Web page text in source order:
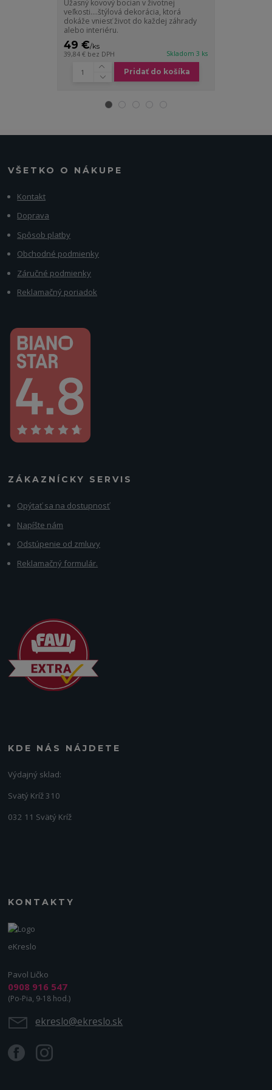
Úžasný kovový bocian v životnej
veľkosti....štýlová dekorácia, ktorá
dokáže vniesť život do každej záhrady
alebo interiéru.
49 €/ks
39,84 € bez DPH Skladom 3 ks
Pridať do košíka
VŠETKO O NÁKUPE
Kontakt
Doprava
Spôsob platby
Obchodné podmienky
Záručné podmienky
Reklamačný poriadok
ZÁKAZNÍCKY SERVIS
Opýtať sa na dostupnosť
Napíšte nám
Odstúpenie od zmluvy
Reklamačný formulár.
KDE NÁS NÁJDETE
Výdajný sklad:
Svätý Kríž 310
032 11 Svätý Kríž
KONTAKTY
eKreslo
Pavol Ličko
0908 916 547
(Po-Pia, 9-18 hod.)
ekreslo@ekreslo.sk